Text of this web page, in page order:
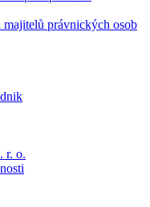
majitelů právnických osob
r. o.